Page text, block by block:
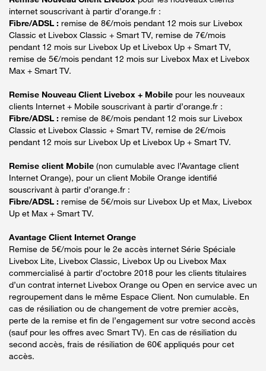
internet souscrivant à partir d’orange.fr :
Fibre/ADSL : remise de 8€/mois pendant 12 mois sur Livebox
Classic et Livebox Classic + Smart TV, remise de 7€/mois
pendant 12 mois sur Livebox Up et Livebox Up + Smart TV,
remise de 5€/mois pendant 12 mois sur Livebox Max et Livebox
Max + Smart TV.
Remise Nouveau Client Livebox + Mobile pour les nouveaux
clients Internet + Mobile souscrivant à partir d’orange.fr :
Fibre/ADSL : remise de 8€/mois pendant 12 mois sur Livebox
Classic et Livebox Classic + Smart TV, remise de 2€/mois
pendant 12 mois sur Livebox Up et Livebox Up + Smart TV.
Remise client Mobile (non cumulable avec l’Avantage client
Internet Orange), pour un client Mobile Orange identifié
souscrivant à partir d’orange.fr :
Fibre/ADSL : remise de 5€/mois sur Livebox Up et Max, Livebox
Up et Max + Smart TV.
Avantage Client Internet Orange
Remise de 5€/mois pour le 2e accès internet Série Spéciale
Livebox Lite, Livebox Classic, Livebox Up ou Livebox Max
commercialisé à partir d’octobre 2018 pour les clients titulaires
d’un contrat internet Livebox Orange ou Open en service avec un
regroupement dans le même Espace Client. Non cumulable. En
cas de résiliation ou de changement de votre premier accès,
perte de la remise et fin de l’engagement sur votre second accès
(sauf pour les offres avec Smart TV). En cas de résiliation du
second accès, frais de résiliation de 60€ appliqués pour cet
accès.